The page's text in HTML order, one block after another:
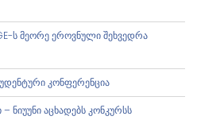
ს მეორე ეროვნული შეხვედრა
კონფერენცია
ნიუუნი აცხადებს კონკურსს